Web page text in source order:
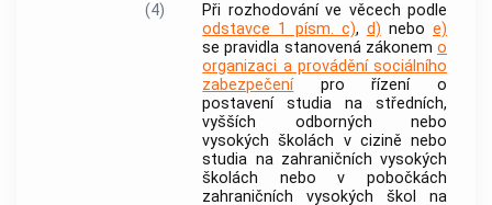
(4)
Při rozhodování ve věcech podle
odstavce 1 písm. c), d) neboe)
se pravidla stanovená zákonem o
organizaci a provádění sociálního
zabezpečenípro řízení o
postavení studia na středních,
vyšších odborných nebo
vysokých školách v cizině nebo
studia na zahraničních vysokých
školách nebo v pobočkách
zahraničních vysokých škol
na